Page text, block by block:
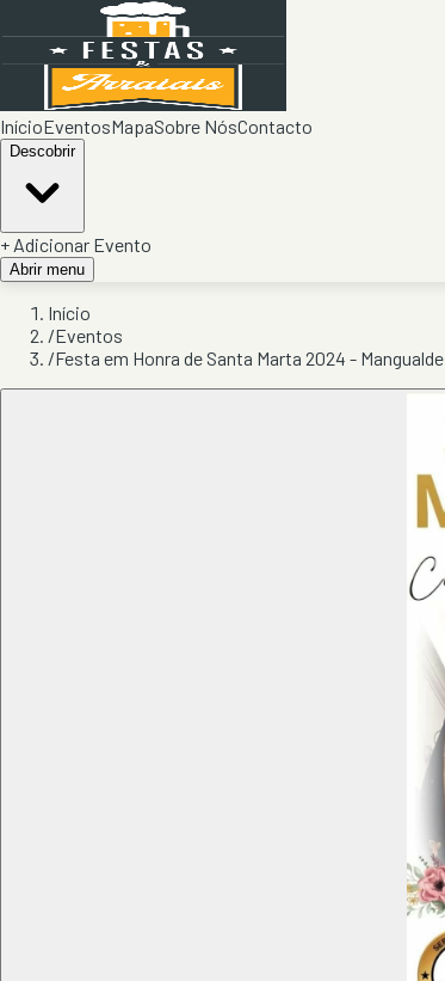
InícioEventosMapaSobre NósContacto
Descobrir
+ Adicionar Evento
Abrir menu
Início
/Eventos
/Festa em Honra de Santa Marta 2024 - Mangualde